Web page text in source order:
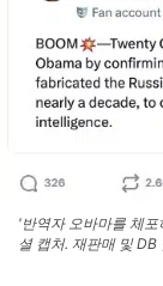
'반역자 오바마를 체
셜 캡처. 재판매 및 DB